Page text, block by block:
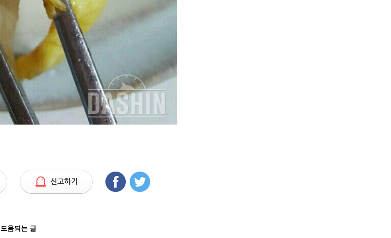
신고하기
도움되는 글